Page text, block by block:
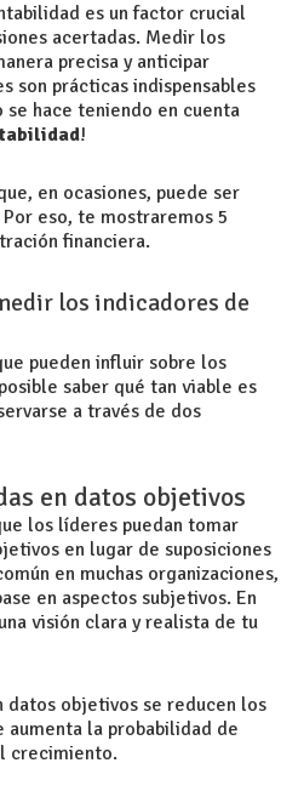
es un factor crucial
acertadas. Medir los
precisa y anticipar
son prácticas indispensables
se hace teniendo en cuenta
!
en ocasiones, puede ser
eso, te mostraremos 5
financiera.
los indicadores de
pueden influir sobre los
saber qué tan viable es
a través de dos
en datos objetivos
los líderes puedan tomar
en lugar de suposiciones
en muchas organizaciones,
en aspectos subjetivos. En
visión clara y realista de tu
datos objetivos se reducen los
aumenta la probabilidad de
crecimiento.